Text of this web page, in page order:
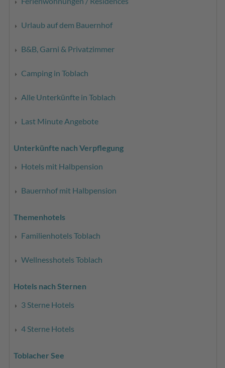
Urlaub auf dem Bauernhof
B&B, Garni & Privatzimmer
Camping in Toblach
Alle Unterkünfte in Toblach
Last Minute Angebote
Unterkünfte nach Verpflegung
Hotels mit Halbpension
Bauernhof mit Halbpension
Themenhotels
Familienhotels Toblach
Wellnesshotels Toblach
Hotels nach Sternen
3 Sterne Hotels
4 Sterne Hotels
Toblacher See